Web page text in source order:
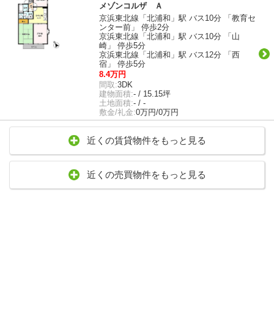
メゾンコルザ Ａ
京浜東北線「北浦和」駅 バス10分 「教育セ
ンター前」 停歩2分
京浜東北線「北浦和」駅 バス10分 「山
崎」 停歩5分
京浜東北線「北浦和」駅 バス12分 「西
宿」 停歩5分
8.4万円
間取:3DK
建物面積:- / 15.15坪
土地面積:- / -
敷金/礼金:0万円/0万円
近くの賃貸物件をもっと見る
近くの売買物件をもっと見る